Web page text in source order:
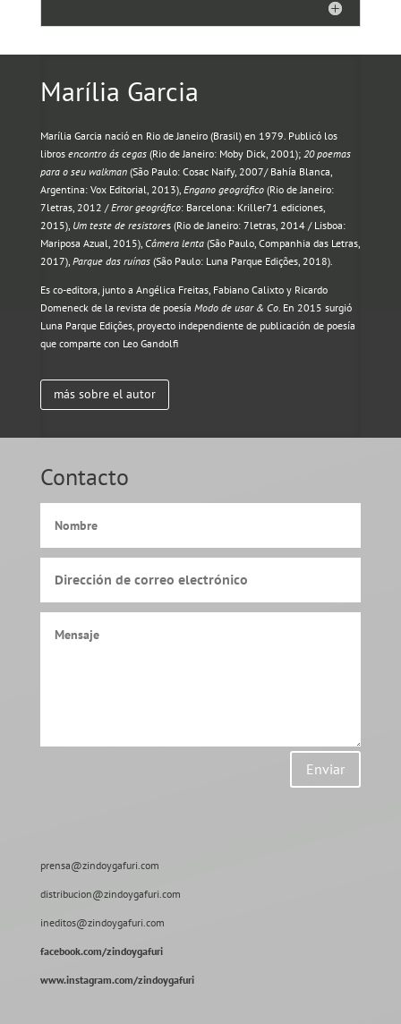
Marília Garcia
Marília Garcia nació en Rio de Janeiro (Brasil) en 1979. Publicó los
libros encontro ás cegas(Rio de Janeiro: Moby Dick, 2001); 20 poemas
para o seu walkman(São Paulo: Cosac Naify, 2007/ Bahía Blanca,
Argentina: Vox Editorial, 2013), Engano geográfico(Rio de Janeiro:
7letras, 2012 /Error geográfico: Barcelona: Kriller71 ediciones,
2015), Um teste de resistores (Rio de Janeiro: 7letras, 2014 / Lisboa:
Mariposa Azual, 2015), Câmera lenta(São Paulo, Companhia das Letras,
2017), Parque das ruínas(São Paulo: Luna Parque Edições, 2018).
Es co-editora, junto a Angélica Freitas, Fabiano Calixto y Ricardo
Domeneck de la revista de poesía Modo de usar & Co. En 2015 surgió
Luna Parque Edições, proyecto independiente de publicación de poesía
que comparte con Leo Gandolfi
más sobre el autor
Contacto
Enviar
prensa@zindoygafuri.com
distribucion@zindoygafuri.com
ineditos@zindoygafuri.com
facebook.com/zindoygafuri
www.instagram.com/zindoygafuri